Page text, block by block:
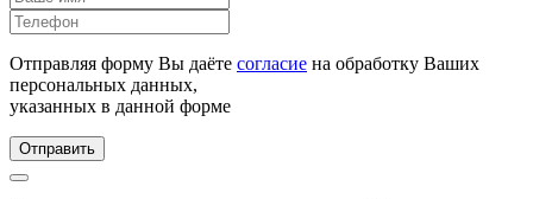
Отправляя форму Вы даёте согласие на обработку Ваших
персональных данных,
указанных в данной форме
Отправить